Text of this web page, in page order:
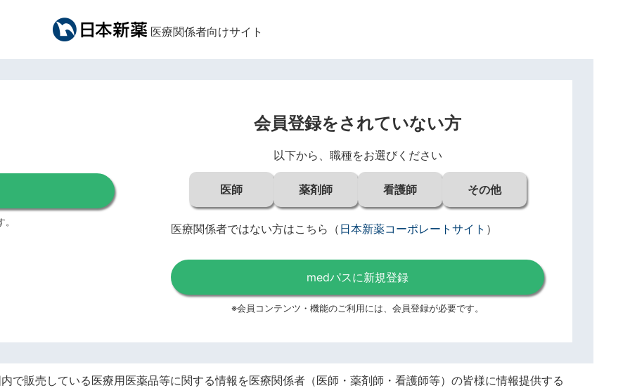
医療関係者向けサイト
会員登録をされていない方
以下から、職種をお選びください
医師 薬剤師 看護師 その他
医療関係者ではない方はこちら （ 日本新薬コーポレートサイト ）
medパスに新規登録
※会員コンテンツ・機能のご利用には、会員登録が必要です。
で販売している医療用医薬品等に関する情報を医療関係者（医師・薬剤師・看護師等）の皆様に情報提供する